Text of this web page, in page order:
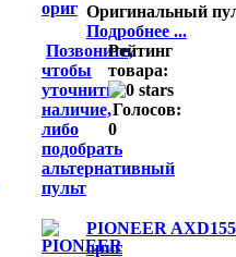
Оригинальный
Подробнее ...
Позвоните,
чтобы
уточнить
наличие,
либо
подобрать
альтернативный
пульт
Рейтинг
товара:
Голосов:
0
PIONEER
ориг